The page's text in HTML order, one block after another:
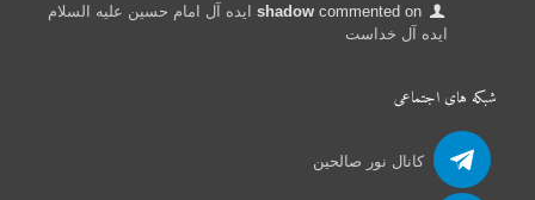
shadowcommented on
ایده آل امام حسین علیه السلام
ایده آل خداست
شبکه های اجتماعی
کانال نور صالحین